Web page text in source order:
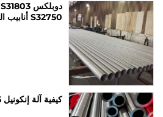
S32750 أنابيب الصلب
كيفية آلة إنكونيل 625 الأنابيب الملحومة